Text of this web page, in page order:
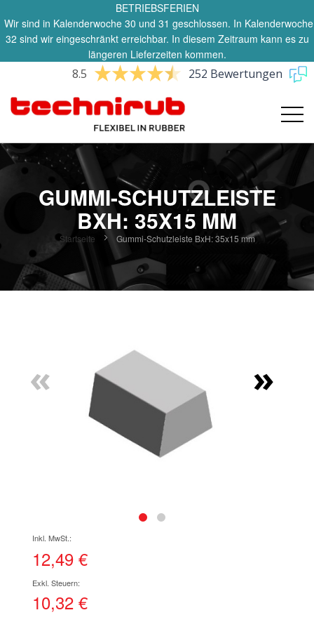
BETRIEBSFERIEN
Wir sind in Kalenderwoche 30 und 31 geschlossen. In Kalenderwoche
32 sind wir eingeschränkt erreichbar. In diesem Zeitraum kann es zu
längeren Lieferzeiten kommen.
8.5 252 Bewertungen
GUMMI-SCHUTZLEISTE
BXH: 35X15 MM
Startseite Gummi-Schutzleiste BxH: 35x15 mm
« »
der
Bildgalerie
12,49 €
10,32 €